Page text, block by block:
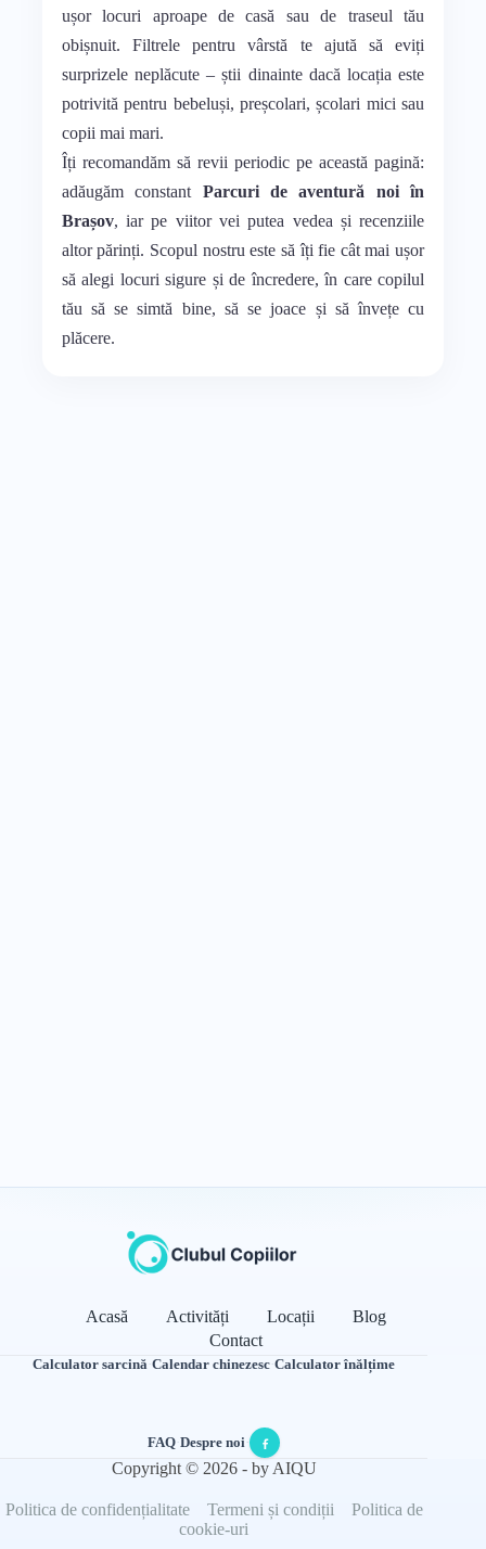
ușor locuri aproape de casă sau de traseul tău
obișnuit. Filtrele pentru vârstă te ajută să eviți
surprizele neplăcute – știi dinainte dacă locația este
potrivită pentru bebeluși, preșcolari, școlari mici sau
copii mai mari.
Îți recomandăm să revii periodic pe această pagină:
adăugăm constant Parcuri de aventură noi în
Brașov, iar pe viitor vei putea vedea și recenziile
altor părinți. Scopul nostru este să îți fie cât mai ușor
să alegi locuri sigure și de încredere, în care copilul
tău să se simtă bine, să se joace și să învețe cu
plăcere.
Acasă Activități Locații
Blog
Contact
Calculator sarcină·Calendar chinezesc·Calculator înălțime
FAQ·Despre noi·
Copyright © 2026 - by AIQU
Politica de confidențialitate Termeni și condiții
Politica de
cookie-uri